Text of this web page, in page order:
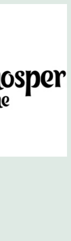
сайт)